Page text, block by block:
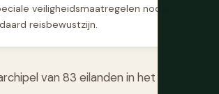
veiligheidsmaatregelen nodig
reisbewustzijn.
van 83 eilanden in het